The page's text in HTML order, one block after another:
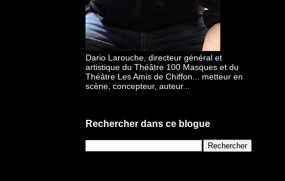
Dario Larouche, directeur général et
artistique du Théâtre 100 Masques et du
Théâtre Les Amis de Chiffon... metteur en
scène, concepteur, auteur...
Rechercher dans ce blogue